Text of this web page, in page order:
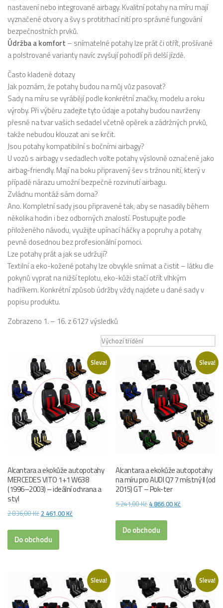
nastavení nebo integrované airbagy. Kvalitní potahy na míru mají
vyznačené otvory a švy s protitrhací nití pro správné fungování
bezpečnostních prvků.
Údržba a komfort – snímatelné potahy lze prát či otřít, prošívané
a polstrované varianty navíc zvyšují pohodlí při delší jízdě.
Často kladené dotazy
Jak poznám, že potahy budou na můj vůz pasovat?
Sady na míru se vyrábějí podle konkrétní značky, modelu a roku
výroby. Při výběru zadejte tyto údaje a potahy budou navrženy
přesně na tvar vašich sedadel včetně opěrek a zádržných prvků,
takže nebudou klouzat ani se krčit.
Jsou potahy kompatibilní s bočními airbagy?
U vozů s airbagy v sedadlech volte potahy výslovně označené jako
airbag-friendly. Mají na boku připravený šev s tržnou nití, který v
případě nárazu umožní bezpečné rozvinutí airbagu.
Zvládnu montáž sám doma?
Ano. Kompletní sady jsou připravené tak, aby se nasadily během
několika hodin i bez odborných znalostí. Postupujte podle
přiloženého návodu, využijte upínací háčky a popruhy a potahy
pevně dosednou bez profesionální pomoci.
Lze potahy prát a jak se udržují?
Textilní a eko-kožené potahy lze obvykle snímat a čistit – látku dle
pokynů vyprat na nižší teplotu, eko-kůži stačí otřít vlhkým
hadříkem. Konkrétní způsob údržby vždy najdete u dané sady v
popisu produktu.
Zobrazeno 1. – 16. z 6127 výsledků
Sleva!
Alcantara a ekokůže autopotahy
MERCEDES VITO 1+1 W638
(1996–2003) – ideální ochrana a
styl
2 836,00Kč Původní
byla:
2
2 461,00Kč
Do obchodu
Sleva!
Alcantara a ekokůže autopotahy
na míru pro AUDI Q7 7 místný II (od
2015) GT – Pok-ter
5 241,00KčPůvodní
byla:
5
4 866,00Kč
Do obchodu
Sleva! Sleva!